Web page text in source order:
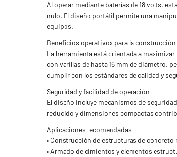
Al operar mediante baterías de 18 volts,
nulo. El diseño portátil permite una
equipos.
Beneficios operativos para la construcción
La herramienta está orientada a
con varillas de hasta 16 mm de diámetro,
cumplir con los estándares de calidad y
Seguridad y facilidad de operación
El diseño incluye mecanismos de
reducido y dimensiones compactas
Aplicaciones recomendadas
• Construcción de estructuras de concreto
• Armado de cimientos y elementos